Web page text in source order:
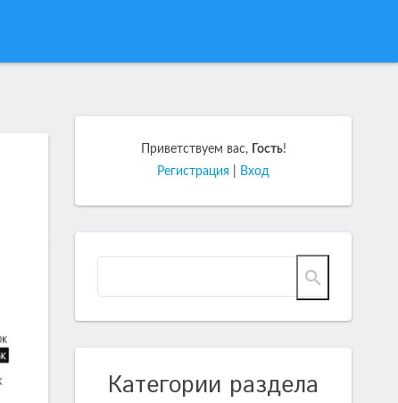
Приветствуем вас, Гость!
Регистрация
Вход
Категории раздела